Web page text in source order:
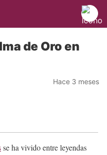
de Oro en
Hace 3 meses
se ha vivido entre leyendas